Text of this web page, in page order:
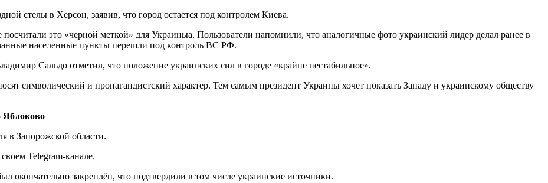
стелы в Херсон, заявив, что город остается под контролем Киева.
это «черной меткой» для Украиныа. Пользователи напомнили, что аналогичные фото украинский лидер делал ранее в
населенные пункты перешли под контроль ВС РФ.
Сальдо отметил, что положение украинских сил в городе «крайне нестабильное».
символический и пропагандистский характер. Тем самым президент Украины хочет показать Западу и украинскому обществу
Яблоково
в Запорожской области.
Telegram-канале.
окончательно закреплён, что подтвердили в том числе украинские источники.